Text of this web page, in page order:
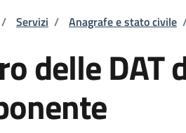
di pane
/ Servizi / Anagrafe e stato civile
delle DAT